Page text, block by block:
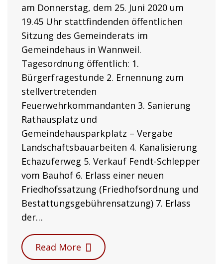
am Donnerstag, dem 25. Juni 2020 um
19.45 Uhr stattfindenden öffentlichen
Sitzung des Gemeinderats im
Gemeindehaus in Wannweil.
Tagesordnung öffentlich: 1.
Bürgerfragestunde 2. Ernennung zum
stellvertretenden
Feuerwehrkommandanten 3. Sanierung
Rathausplatz und
Gemeindehausparkplatz – Vergabe
Landschaftsbauarbeiten 4. Kanalisierung
Echazuferweg 5. Verkauf Fendt-Schlepper
vom Bauhof 6. Erlass einer neuen
Friedhofssatzung (Friedhofsordnung und
Bestattungsgebührensatzung) 7. Erlass
der…
Read More